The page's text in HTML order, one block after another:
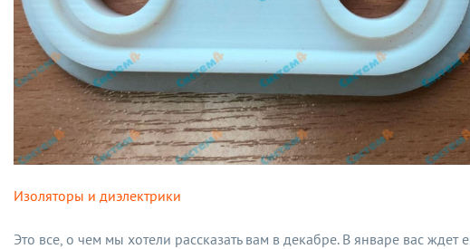
Изоляторы и диэлектрики
Это все, о чем мы хотели рассказать вам в декабре. В январе вас ждет